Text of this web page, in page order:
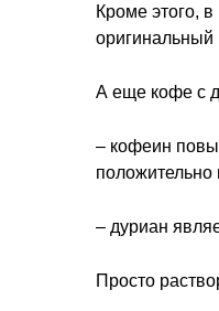
Кроме этого,
оригинальный
А еще кофе с
– кофеин
положительно
– дуриан
Просто